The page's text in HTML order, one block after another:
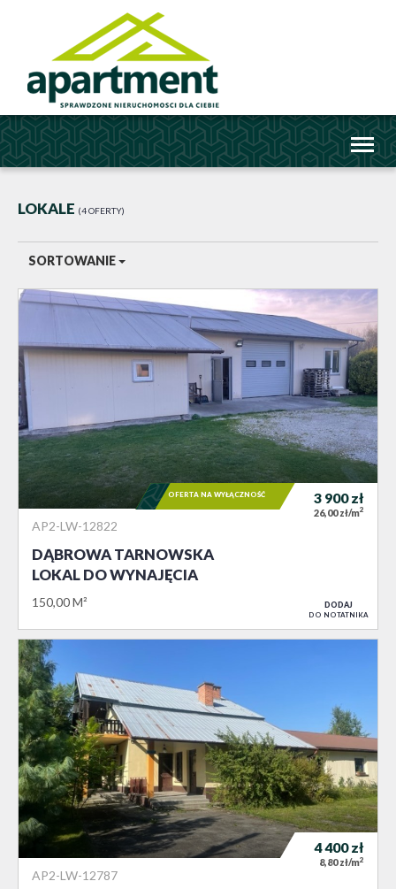
LOKALE 4 OFERTY
SORTOWANIE
AP2-LW-12822
DĄBROWA TARNOWSKA
LOKAL DO WYNAJĘCIA
150,00 M²
3 900zł
26,00 zł/m2
OFERTA NA WYŁĄCZNOŚĆ
DODAJ
DO NOTATNIKA
AP2-LW-12787
4 400zł
8,80 zł/m2